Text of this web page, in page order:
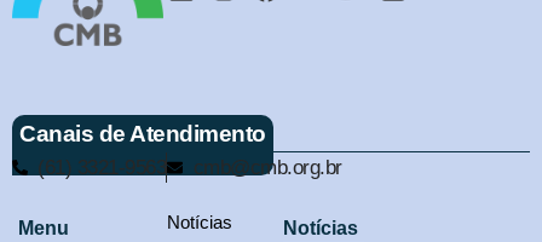
Canais de Atendimento
(61) 3321-9563 cmb@cmb.org.br
Menu
Notícias
Notícias